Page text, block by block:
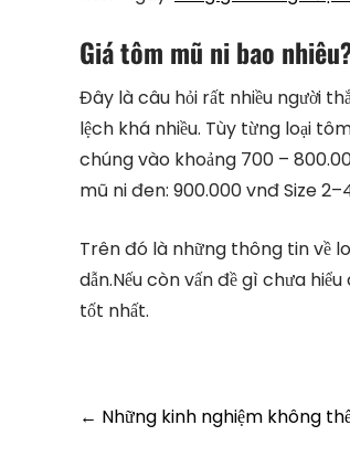
Giá tôm mũ ni bao
Đây là câu hỏi rất nhiều người
lệch khá nhiều. Tùy từng loại
chúng vào khoảng 700 –
mũ ni đen: 900.000 vnđ Size
Trên đó là những thông tin về
dẫn.Nếu còn vấn đề gì chưa
tốt nhất.
Post
← Những kinh nghiệm không